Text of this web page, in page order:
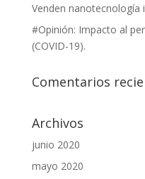
Venden nanotecnología
#Opinión: Impacto al
(COVID-19).
Comentarios
Archivos
junio 2020
mayo 2020